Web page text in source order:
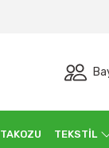
TEKSTİL